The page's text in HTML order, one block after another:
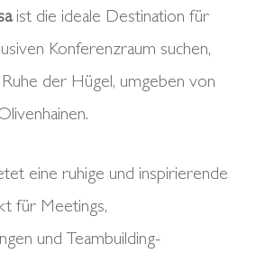
ist die ideale Destination für
Konferenzraum suchen,
der Hügel, umgeben von
eine ruhige und inspirierende
für Meetings,
und Teambuilding-